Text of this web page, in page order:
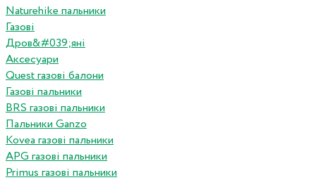
Naturehike пальники
Газові
Дров&#039;яні
Аксесуари
Quest газові балони
Газові пальники
BRS газові пальники
Пальники Ganzo
Kovea газові пальники
APG газові пальники
Primus газові пальники